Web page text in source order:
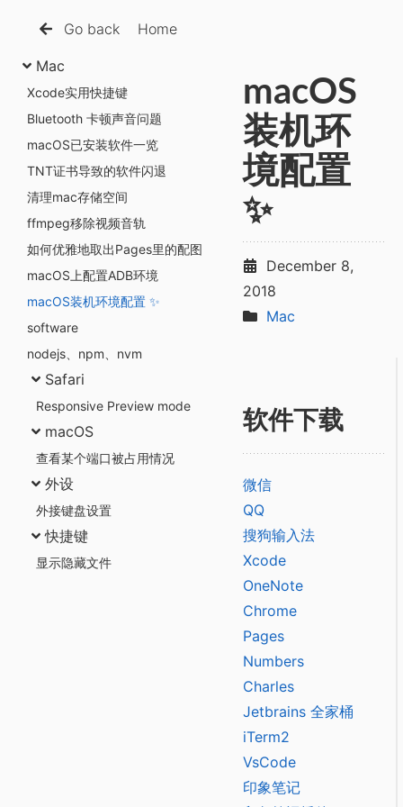
Go back Home
Mac
Xcode实用快捷键
Bluetooth 卡顿声音问题
macOS已安装软件一览
TNT证书导致的软件闪退
清理mac存储空间
ffmpeg移除视频音轨
如何优雅地取出Pages里的配图
macOS上配置ADB环境
macOS装机环境配置 ✨
software
nodejs、npm、nvm
Safari
Responsive Preview mode
macOS
查看某个端口被占用情况
外设
外接键盘设置
快捷键
显示隐藏文件
macOS
装机环
境配置
✨
December 8,
2018
Mac
软件下载
微信
QQ
搜狗输入法
Xcode
OneNote
Chrome
Pages
Numbers
Charles
Jetbrains 全家桶
iTerm2
VsCode
印象笔记